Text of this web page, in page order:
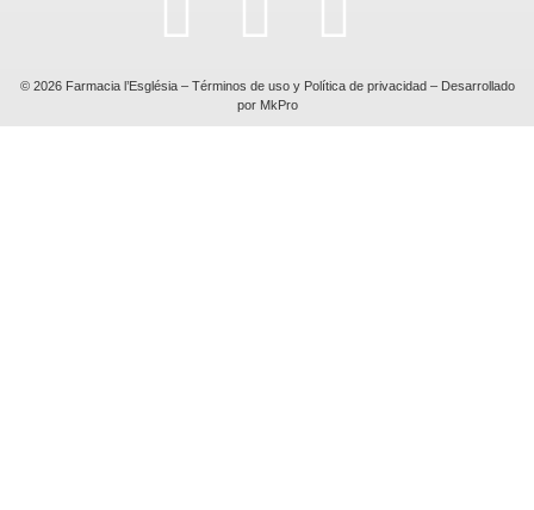
© 2026 Farmacia l’Església – Términos de uso y Política de privacidad– Desarrollado
por MkPro